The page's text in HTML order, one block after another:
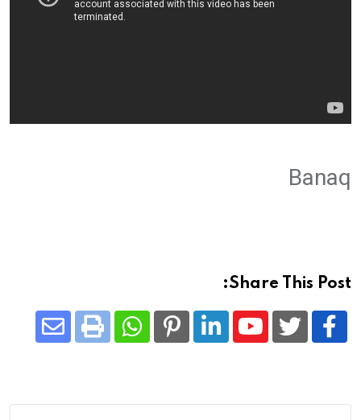
Banaq
Share This Post:
Youtube
LinkedIn
Pinterest
Whatsapp
Print